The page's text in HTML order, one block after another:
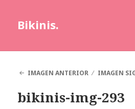
Bikinis.
IMAGEN ANTERIOR
IMAGEN
bikinis-img-293